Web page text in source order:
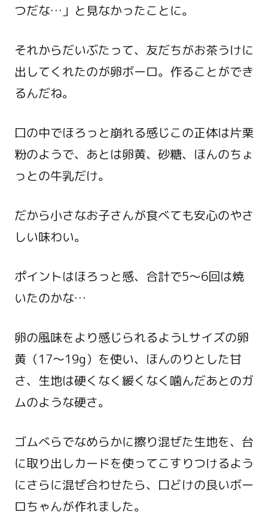
つだな…」と見なかったことに。
それからだいぶたって、友だちがお茶うけに
出してくれたのが卵ボーロ。作ることができ
るんだね。
口の中でほろっと崩れる感じこの正体は片栗
粉のようで、あとは卵黄、砂糖、ほんのちょ
っとの牛乳だけ。
だから小さなお子さんが食べても安心のやさ
しい味わい。
ポイントはほろっと感、合計で5～6回は焼
いたのかな…
卵の風味をより感じられるようLサイズの卵
黄（17～19g）を使い、ほんのりとした甘
さ、生地は硬くなく緩くなく噛んだあとのガ
ムのような硬さ。
ゴムべらでなめらかに擦り混ぜた生地を、台
に取り出しカードを使ってこすりつけるよう
にさらに混ぜ合わせたら、口どけの良いボー
ロちゃんが作れました。